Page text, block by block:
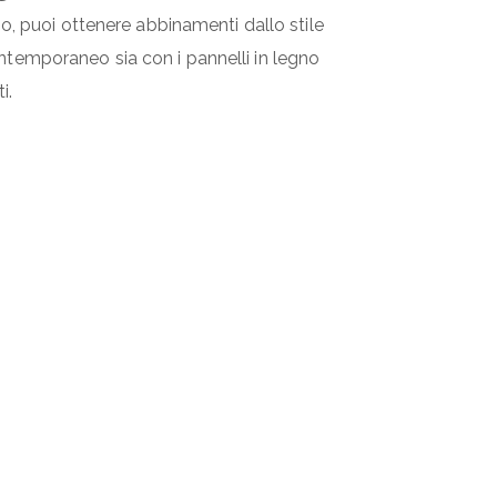
puoi ottenere abbinamenti dallo stile
sia con i pannelli in legno